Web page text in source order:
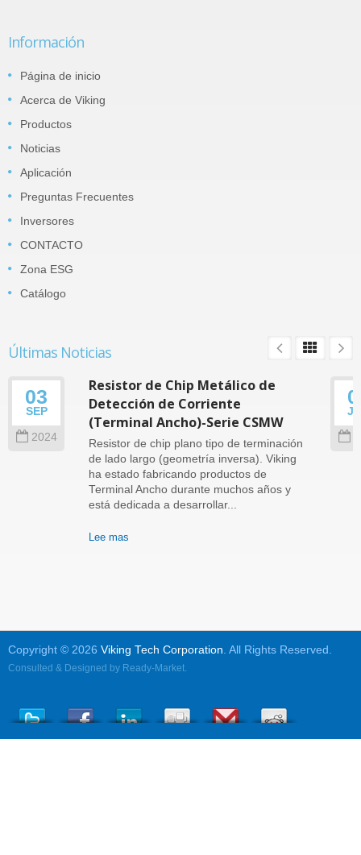
Información
Página de inicio
Acerca de Viking
Productos
Noticias
Aplicación
Preguntas Frecuentes
Inversores
CONTACTO
Zona ESG
Catálogo
Últimas Noticias
03
SEP
2024
Resistor de Chip Metálico de
Detección de Corriente
(Terminal Ancho)-Serie CSMW
Resistor de chip plano tipo de terminación
de lado largo (geometría inversa). Viking
ha estado fabricando productos de
Terminal Ancho durante muchos años y
está dedicada a desarrollar...
Lee mas
Copyright © 2026 Viking Tech Corporation. All Rights Reserved.
Consulted & Designed by Ready-Market.